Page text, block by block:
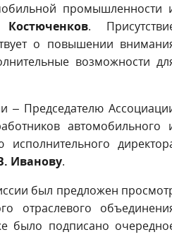
промышленности
.
о повышении
возможности
– Председателю
автомобильного
Иванову.
был предложен
отраслевого
было подписано